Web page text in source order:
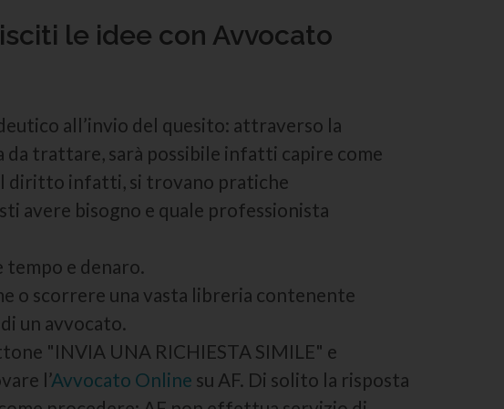
le idee con Avvocato
all’invio del quesito: attraverso la
trattare, sarà possibile infatti capire come
diritto infatti, si trovano pratiche
avere bisogno e quale professionista
e denaro.
o scorrere una vasta libreria contenente
un avvocato.
"INVIA UNA RICHIESTA SIMILE" e
l’Avvocato Online su AF. Di solito la risposta